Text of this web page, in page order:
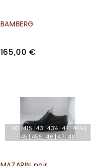
BAMBERG
165,00 €
40 41½ 43 43½ 44 44½
45
45½ 46 47 48